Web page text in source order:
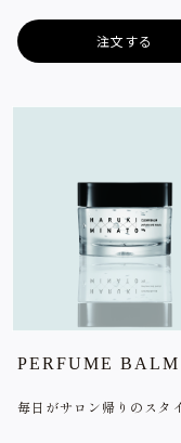
注文する
PERFUME BALM
毎日がサロン帰りのスタ